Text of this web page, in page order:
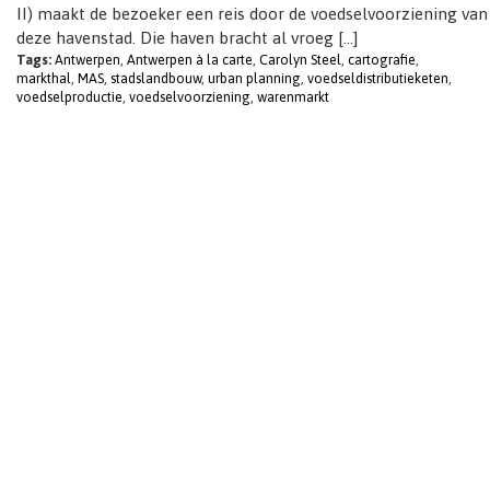
II) maakt de bezoeker een reis door de voedselvoorziening van
deze havenstad. Die haven bracht al vroeg […]
Tags: Antwerpen, Antwerpen à la carte, Carolyn Steel, cartografie,
markthal, MAS, stadslandbouw, urban planning, voedseldistributieketen,
voedselproductie, voedselvoorziening, warenmarkt